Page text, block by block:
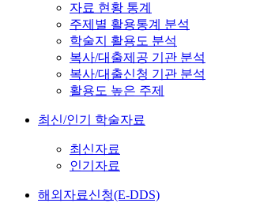
자료 현황 통계
주제별 활용통계 분석
학술지 활용도 분석
복사/대출제공 기관 분석
복사/대출신청 기관 분석
활용도 높은 주제
최신/인기 학술자료
최신자료
인기자료
해외자료신청(E-DDS)